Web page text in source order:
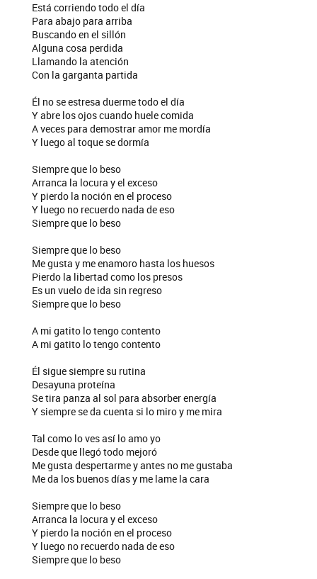
Está corriendo todo el día
Para abajo para arriba
Buscando en el sillón
Alguna cosa perdida
Llamando la atención
Con la garganta partida
Él no se estresa duerme todo el día
Y abre los ojos cuando huele comida
A veces para demostrar amor me mordía
Y luego al toque se dormía
Siempre que lo beso
Arranca la locura y el exceso
Y pierdo la noción en el proceso
Y luego no recuerdo nada de eso
Siempre que lo beso
Siempre que lo beso
Me gusta y me enamoro hasta los huesos
Pierdo la libertad como los presos
Es un vuelo de ida sin regreso
Siempre que lo beso
A mi gatito lo tengo contento
A mi gatito lo tengo contento
Él sigue siempre su rutina
Desayuna proteína
Se tira panza al sol para absorber energía
Y siempre se da cuenta si lo miro y me mira
Tal como lo ves así lo amo yo
Desde que llegó todo mejoró
Me gusta despertarme y antes no me gustaba
Me da los buenos días y me lame la cara
Siempre que lo beso
Arranca la locura y el exceso
Y pierdo la noción en el proceso
Y luego no recuerdo nada de eso
Siempre que lo beso